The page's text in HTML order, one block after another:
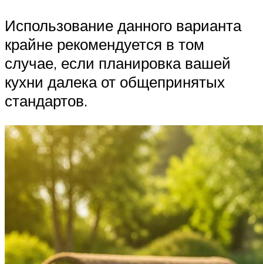
Использование данного варианта
крайне рекомендуется в том
случае, если планировка вашей
кухни далека от общепринятых
стандартов.